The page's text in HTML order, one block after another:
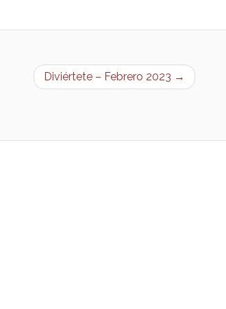
Diviértete – Febrero 2023 →